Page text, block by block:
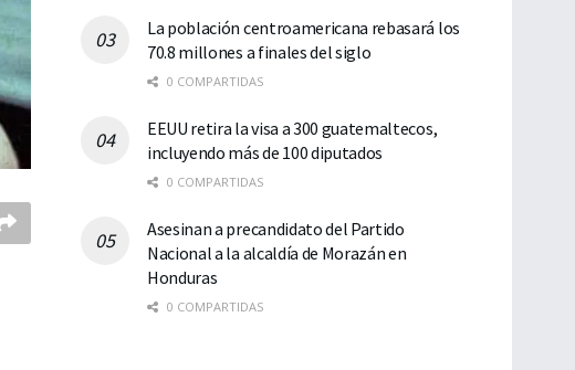
La población centroamericana rebasará los
70.8 millones a finales del siglo
0 COMPARTIDAS
EEUU retira la visa a 300 guatemaltecos,
incluyendo más de 100 diputados
0 COMPARTIDAS
Asesinan a precandidato del Partido
Nacional a la alcaldía de Morazán en
Honduras
0 COMPARTIDAS